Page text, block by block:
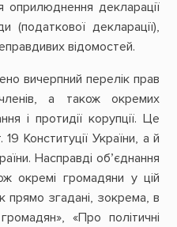
оприлюднення декларації
(податкової декларації),
відомостей.
вичерпний перелік прав
а також окремих
і протидії корупції. Це
Конституції України, а й
Насправді об’єднання
окремі громадяни у цій
прямо згадані, зокрема, в
«Про політичні